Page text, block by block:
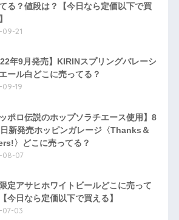
る？値段は？【今日なら定価以下で買
21
年9月発売】KIRINスプリングバレーシ
ール白どこに売ってる？
19
ッポロ伝説のホップソラチエース使用】8
新発売ホッピンガレージ〈Thanks＆
〉どこに売ってる？
08-07
定アサヒホワイトビールどこに売って
今日なら定価以下で買える】
07-03